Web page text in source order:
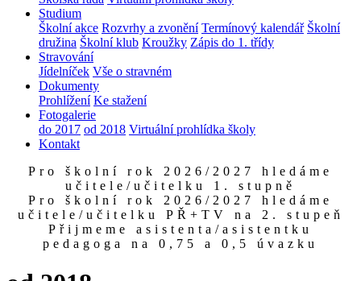
Studium
Školní akce Rozvrhy a zvonění Termínový kalendář Školní
družina Školní klub Kroužky Zápis do 1. třídy
Stravování
Jídelníček Vše o stravném
Dokumenty
Prohlížení Ke stažení
Fotogalerie
do 2017 od 2018 Virtuální prohlídka školy
Kontakt
Pro školní rok 2026/2027 hledáme
učitele/učitelku 1. stupně
Pro školní rok 2026/2027 hledáme
učitele/učitelku PŘ+TV na 2. stupeň
Přijmeme asistenta/asistentku
pedagoga na 0,75 a 0,5 úvazku